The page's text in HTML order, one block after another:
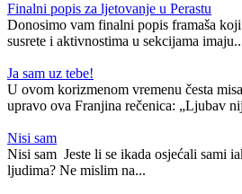
Finalni popis za ljetovanje u Perastu
Donosimo vam finalni popis framaša
susrete i aktivnostima u sekcijama
Ja sam uz tebe!
U ovom korizmenom vremenu česta
upravo ova Franjina rečenica: „Ljubav
Nisi sam
Nisi sam Jeste li se ikada osjećali sami
ljudima? Ne mislim na...